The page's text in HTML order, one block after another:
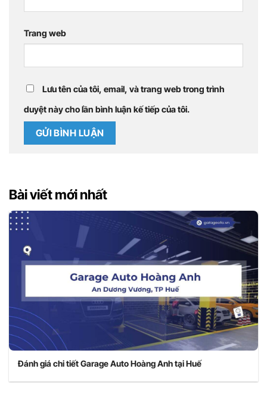
Trang web
Lưu tên của tôi, email, và trang web trong trình
duyệt này cho lần bình luận kế tiếp của tôi.
Bài viết mới nhất
Đánh giá chi tiết Garage Auto Hoàng Anh tại Huế